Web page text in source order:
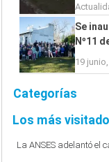
Se
Nº11
19
Categorías
Los más
La ANSES adelantó el